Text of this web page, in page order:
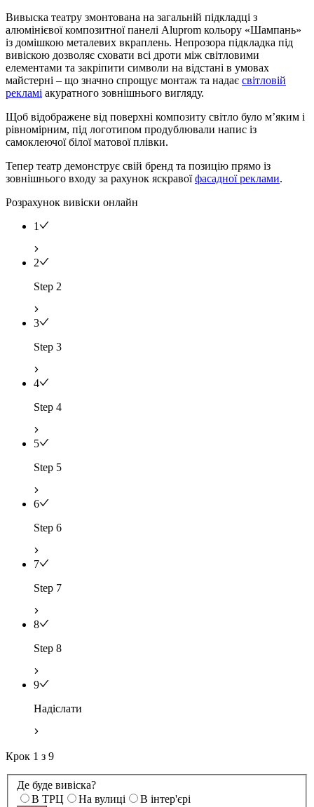
Вивыска театру змонтована на загальній підкладці з
алюмінієвої композитної панелі Aluprom кольору «Шампань»
із домішкою металевих вкраплень. Непрозора підкладка під
вивіскою дозволяє сховати всі дроти між світловими
елементами та закріпити символи на відстані в умовах
майстерні – що значно спрощує монтаж та надає світловій
рекламі акуратного зовнішнього вигляду.
Щоб відображене від поверхні композиту світло було м’яким і
рівномірним, під логотипом продублювали напис із
самоклеючої білої матової плівки.
Тепер театр демонструє свій бренд та позицію прямо із
зовнішнього входу за рахунок яскравоїфасадної реклами.
Розрахунок вивіски онлайн
1
2
Step 2
3
Step 3
4
Step 4
5
Step 5
6
Step 6
7
Step 7
8
Step 8
9
Надіслати
Крок 1 з 9
Де буде вивіска?
В ТРЦ
На вулиці В інтер'єрі